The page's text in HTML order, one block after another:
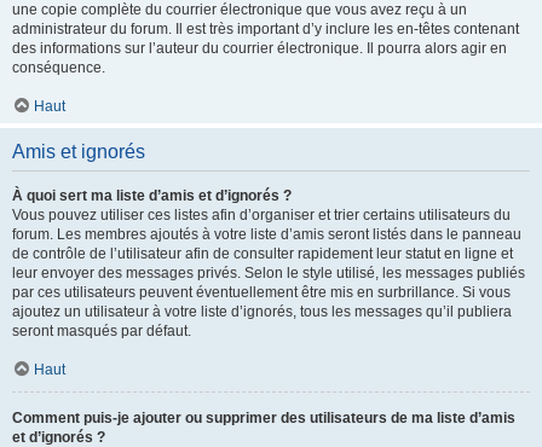
une copie complète du courrier électronique que vous avez reçu à un
administrateur du forum. Il est très important d’y inclure les en-têtes contenant
des informations sur l’auteur du courrier électronique. Il pourra alors agir en
conséquence.
Haut
Amis et ignorés
À quoi sert ma liste d’amis et d’ignorés ?
Vous pouvez utiliser ces listes afin d’organiser et trier certains utilisateurs du
forum. Les membres ajoutés à votre liste d’amis seront listés dans le panneau
de contrôle de l’utilisateur afin de consulter rapidement leur statut en ligne et
leur envoyer des messages privés. Selon le style utilisé, les messages publiés
par ces utilisateurs peuvent éventuellement être mis en surbrillance. Si vous
ajoutez un utilisateur à votre liste d’ignorés, tous les messages qu’il publiera
seront masqués par défaut.
Haut
Comment puis-je ajouter ou supprimer des utilisateurs de ma liste d’amis
et d’ignorés ?